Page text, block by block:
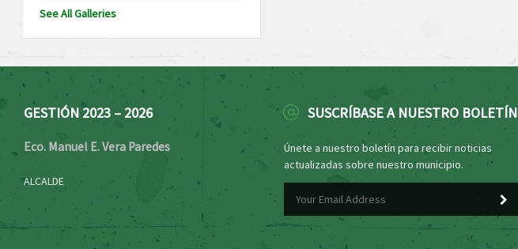
See All Galleries
GESTIÓN 2023 – 2026
Eco. Manuel E. Vera Paredes
ALCALDE
SUSCRÍBASE A NUESTRO BOLETÍN
Únete a nuestro boletín para recibir noticias
actualizadas sobre nuestro municipio.